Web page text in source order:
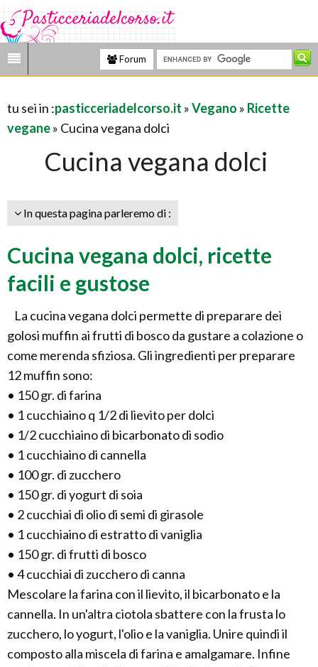
Forum
tu sei in :pasticceriadelcorso.it »Vegano » Ricette
vegane» Cucina vegana dolci
Cucina vegana dolci
In questa pagina parleremo di :
Cucina vegana dolci, ricette
facili e gustose
La cucina vegana dolci permette di preparare dei
golosi muffin ai frutti di bosco da gustare a colazione o
come merenda sfiziosa. Gli ingredienti per preparare
12 muffin sono:
• 150 gr. di farina
• 1 cucchiaino q 1/2 di lievito per dolci
• 1/2 cucchiaino di bicarbonato di sodio
• 1 cucchiaino di cannella
• 100 gr. di zucchero
• 150 gr. di yogurt di soia
• 2 cucchiai di olio di semi di girasole
• 1 cucchiaino di estratto di vaniglia
• 150 gr. di frutti di bosco
• 4 cucchiai di zucchero di canna
Mescolare la farina con il lievito, il bicarbonato e la
cannella. In un'altra ciotola sbattere con la frusta lo
zucchero, lo yogurt, l'olio e la vaniglia. Unire quindi il
composto alla miscela di farina e amalgamare. Infine